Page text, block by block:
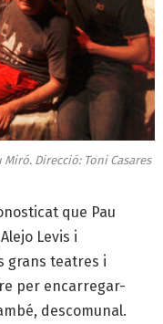
Miró. Direcció: Toni Casares
que Pau
Levis i
grans teatres i
per encarregar-
descomunal.